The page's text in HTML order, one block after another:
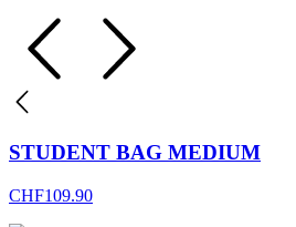
STUDENT BAG MEDIUM
CHF109.90